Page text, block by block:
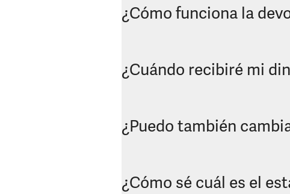
¿Cómo funciona la
¿Cuándo recibiré mi
¿Puedo también
¿Cómo sé cuál es el